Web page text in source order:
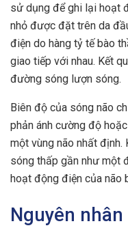
sử dụng để ghi lại hoạt
nhỏ được đặt trên da
điện do hàng tỷ tế bào
giao tiếp với nhau. Kết
đường sóng lượn sóng.
Biên độ của sóng não
phản ánh cường độ
một vùng não nhất định.
sóng thấp gần như một
hoạt động điện của não
Nguyên